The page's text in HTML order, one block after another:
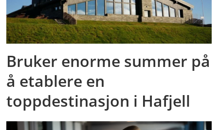
Bruker enorme summer på
å etablere en
toppdestinasjon i Hafjell